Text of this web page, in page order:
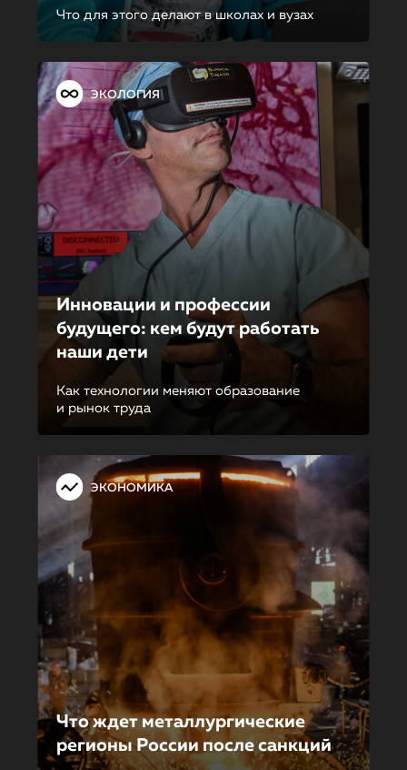
Что для этого делают в школах и вузах
ЭКОЛОГИЯ
Инновации и профессии
будущего: кем будут работать
наши дети
Как технологии меняют образование
и рынок труда
ЭКОНОМИКА
Что ждет металлургиче­ские
регионы России после санкций